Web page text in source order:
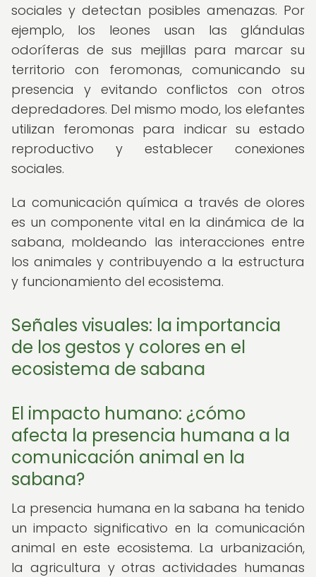
sociales y detectan posibles amenazas. Por
ejemplo, los leones usan las glándulas
odoríferas de sus mejillas para marcar su
territorio con feromonas, comunicando su
presencia y evitando conflictos con otros
depredadores. Del mismo modo, los elefantes
utilizan feromonas para indicar su estado
reproductivo y establecer conexiones
sociales.
La comunicación química a través de olores
es un componente vital en la dinámica de la
sabana, moldeando las interacciones entre
los animales y contribuyendo a la estructura
y funcionamiento del ecosistema.
Señales visuales: la importancia
de los gestos y colores en el
ecosistema de sabana
El impacto humano: ¿cómo
afecta la presencia humana a la
comunicación animal en la
sabana?
La presencia humana en la sabana ha tenido
un impacto significativo en la comunicación
animal en este ecosistema. La urbanización,
la agricultura y otras actividades humanas